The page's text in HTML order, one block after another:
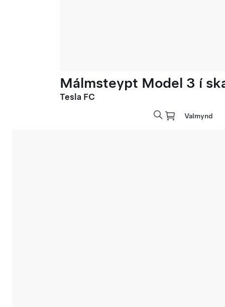
Málmsteypt Model 3 í
Tesla FC
Valmynd